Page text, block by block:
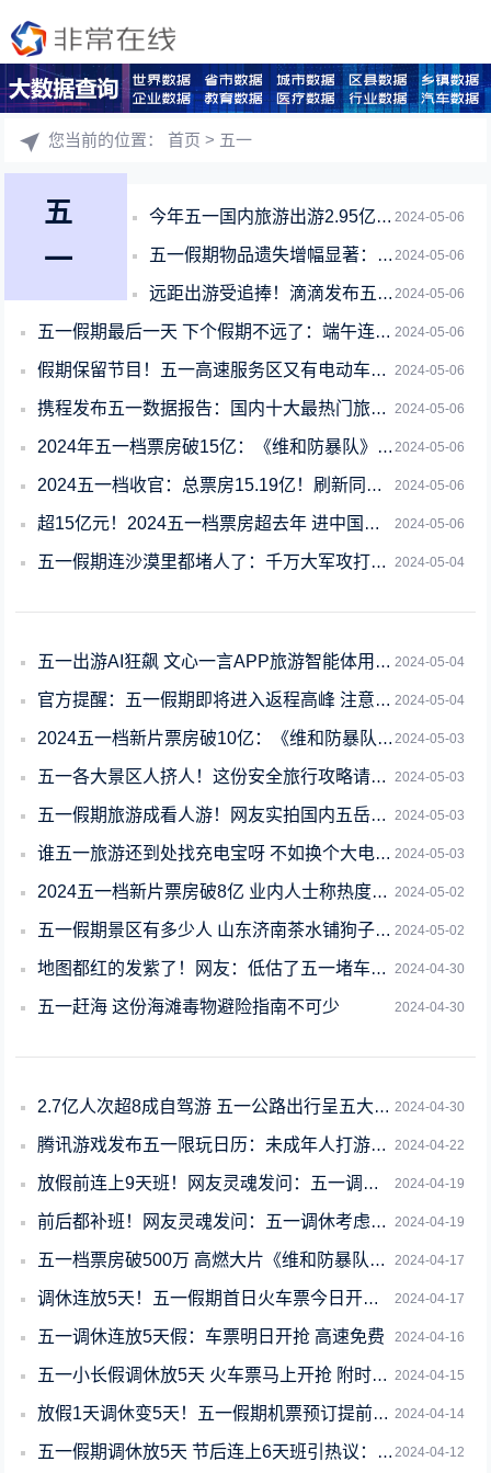
您当前的位置：首页 > 五一
五
一
2024-05-06
今年五一国内旅游出游2.95亿人次：总花费1668.9亿元
2024-05-06
五一假期物品遗失增幅显著：滴滴客服找回2.3万件 手机占比最高
2024-05-06
远距出游受追捧！滴滴发布五一出行报告：跨城打车需求上涨99%
2024-05-06
五一假期最后一天 下个假期不远了：端午连休3天不调休！
2024-05-06
假期保留节目！五一高速服务区又有电动车主吵架争抢充电桩
2024-05-06
携程发布五一数据报告：国内十大最热门旅游城市出炉 北京上海杭州前三
2024-05-06
2024年五一档票房破15亿：《维和防暴队》破4亿排名第一 你看了哪部
2024-05-06
2024五一档收官：总票房15.19亿！刷新同档期场次纪录
2024-05-06
超15亿元！2024五一档票房超去年 进中国影史前三
2024-05-04
五一假期连沙漠里都堵人了：千万大军攻打匈奴既视感
2024-05-04
五一出游AI狂飙 文心一言APP旅游智能体用户首日暴增12倍
2024-05-04
官方提醒：五一假期即将进入返程高峰 注意出行安全
2024-05-03
2024五一档新片票房破10亿：《维和防暴队》位居第一
2024-05-03
五一各大景区人挤人！这份安全旅行攻略请收好
2024-05-03
五一假期旅游成看人游！网友实拍国内五岳满山全是人
2024-05-03
谁五一旅游还到处找充电宝呀 不如换个大电池手机
2024-05-02
2024五一档新片票房破8亿 业内人士称热度不及预期
2024-05-02
五一假期景区有多少人 山东济南茶水铺狗子累到不想营业
2024-04-30
地图都红的发紫了！网友：低估了五一堵车的程度
2024-04-30
五一赶海 这份海滩毒物避险指南不可少
2024-04-30
2.7亿人次超8成自驾游 五一公路出行呈五大特点
2024-04-22
腾讯游戏发布五一限玩日历：未成年人打游戏也要调休
2024-04-19
放假前连上9天班！网友灵魂发问：五一调休考虑过单休的人吗
2024-04-19
前后都补班！网友灵魂发问：五一调休考虑过单休的人吗
2024-04-17
五一档票房破500万 高燃大片《维和防暴队》暂列第一
2024-04-17
调休连放5天！五一假期首日火车票今日开售 12306回应开票秒没
2024-04-16
五一调休连放5天假：车票明日开抢 高速免费
2024-04-15
五一小长假调休放5天 火车票马上开抢 附时间表
2024-04-14
放假1天调休变5天！五一假期机票预订提前启动 部分热门航线已售罄
2024-04-12
五一假期调休放5天 节后连上6天班引热议：专家称调休该适度调整了